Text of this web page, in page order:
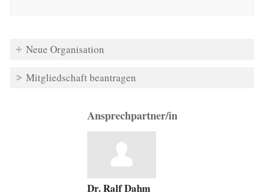
Neue Organisation
Mitgliedschaft beantragen
Ansprechpartner/in
Dr. Ralf Dahm